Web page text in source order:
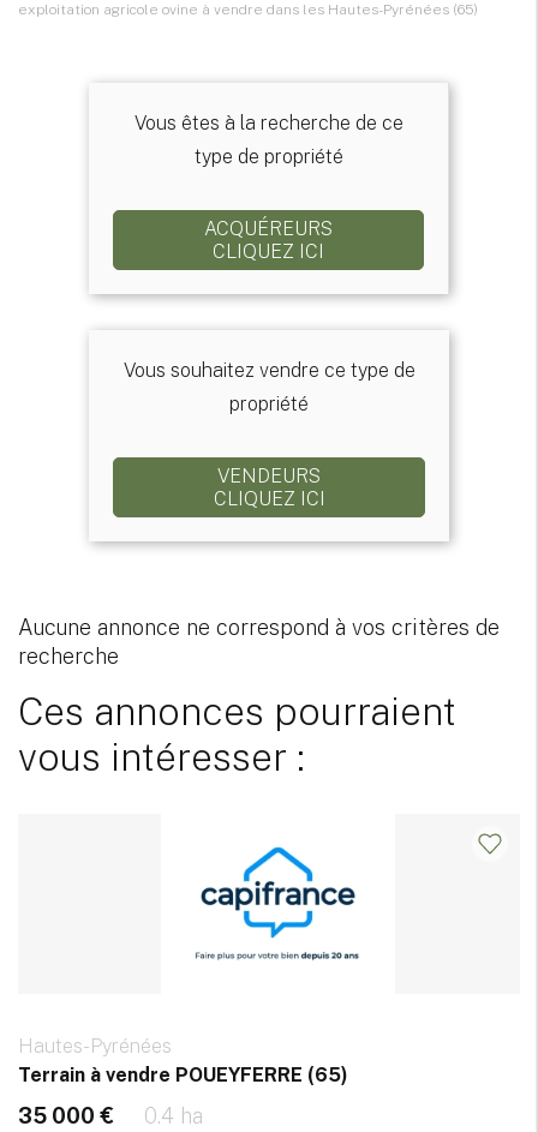
exploitation agricole ovine à vendre dans les Hautes-Pyrénées (65)
Vous êtes à la recherche de ce
type de propriété
ACQUÉREURS
CLIQUEZ ICI
Vous souhaitez vendre ce type de
propriété
VENDEURS
CLIQUEZ ICI
Aucune annonce ne correspond à vos critères de
recherche
Ces annonces pourraient
vous intéresser :
Hautes-Pyrénées
Terrain à vendre POUEYFERRE (65)
35 000 € 0.4 ha